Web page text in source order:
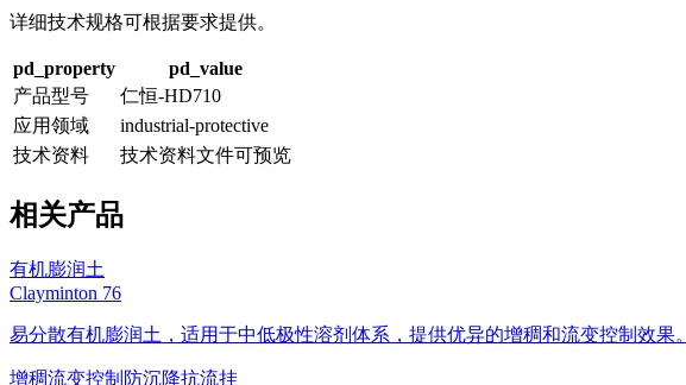
详细技术规格可根据要求提供。
pd_property
pd_value
产品型号
仁恒-HD710
应用领域
industrial-protective
技术资料
技术资料文件可预览
相关产品
有机膨润土
Clayminton 76
易分散有机膨润土，适用于中低极性溶剂体系，提供优异的增稠和流变控制效果。
增稠流变控制 防沉降抗流挂